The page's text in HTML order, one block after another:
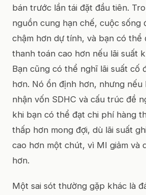
bán trước lần tái đặt đầu tiên.
nguồn cung hạn chế, cuộc sống
chậm hơn dự tính, và bạn có thể
thanh toán cao hơn nếu lãi suất
Bạn cũng có thể nghĩ lãi suất cố
hơn. Nó ổn định hơn, nhưng nếu
nhận vốn SDHC và cấu trúc đề
khi bạn có thể đạt chi phí hàng
thấp hơn mong đợi, dù lãi suất
cao hơn một chút, vì MI giảm và
hơn.
Một sai sót thường gặp khác là